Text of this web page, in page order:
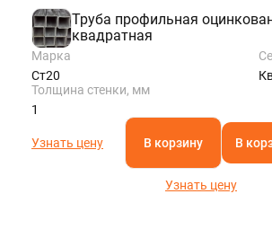
Труба профильная
квадратная
Марка
Ст20
Толщина стенки, мм
1
Узнать цену В корзину В
Узнать цену